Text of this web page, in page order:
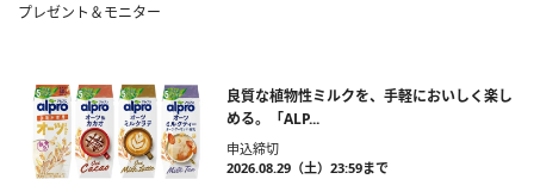
プレゼント＆モニター
良質な植物性ミルクを、手軽においしく楽し
める。「ALP...
申込締切
2026.08.29（土）23:59まで